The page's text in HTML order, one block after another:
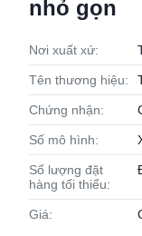
nhỏ gọn
Nơi xuất xứ:
Tên thương hiệu:
Chứng nhận:
Số mô hình:
Số lượng đặt
hàng tối thiểu:
Giá: